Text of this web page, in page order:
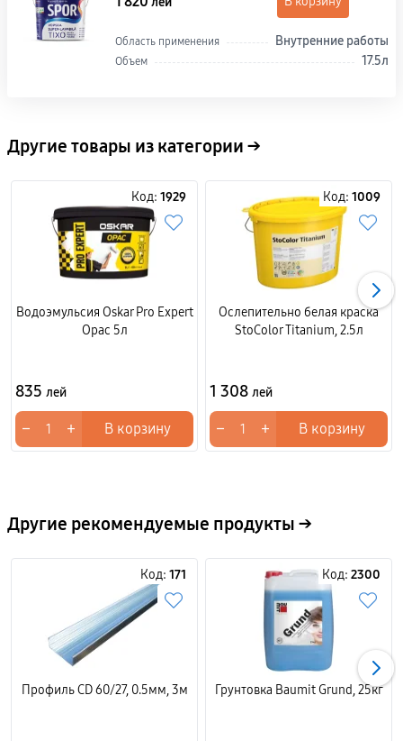
качественной отделки. Закажите онлайн на
domic.md с оперативной доставкой по всей Молдове.
Область применения Внутренние работы
Объем 17.5л
Другие товары из категории →
Код: 1929
Водоэмульсия Oskar Pro Expert
Opac 5л
835 лей
− + В корзину
Код: 1009
Ослепительно белая краска
StoColor Titanium, 2.5л
1 308 лей
− + В корзину
Другие рекомендуемые продукты →
Код: 171
Профиль CD 60/27, 0.5мм, 3м
Код: 2300
Грунтовка Baumit Grund, 25кг